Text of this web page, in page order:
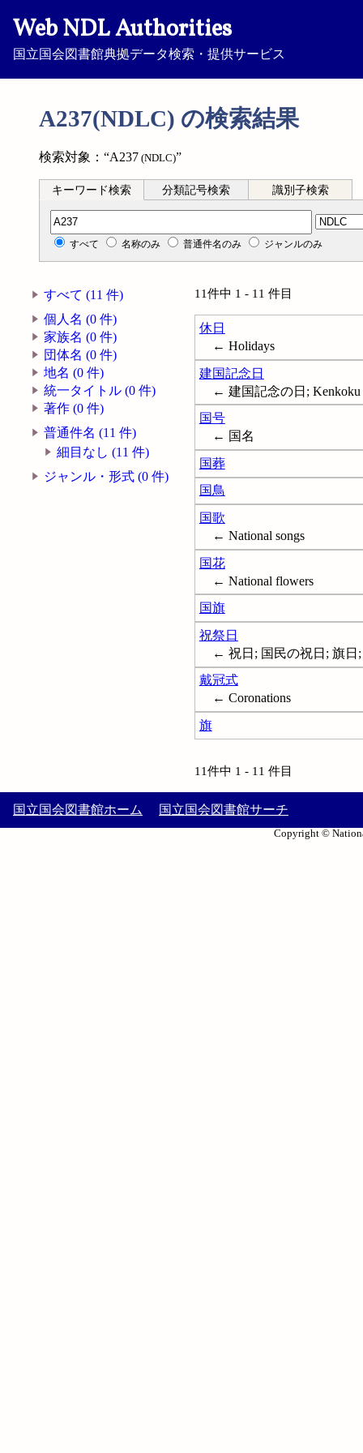
Web NDL Authorities
国立国会図書館典拠データ検索・提供サービス
A237(NDLC) の検索結果
検索対象：“A237 (NDLC)”
キーワード検索 分類記号検索 識別子検索
分類記号検索
すべて 名称のみ 普通件名のみ ジャンルのみ
すべて (11 件)
個人名 (0 件)
家族名 (0 件)
団体名 (0 件)
地名 (0 件)
統一タイトル (0 件)
著作 (0 件)
普通件名 (11 件)
細目なし (11 件)
ジャンル・形式 (0 件)
11件中 1 - 11 件目
休日
← Holidays
建国記念日
← 建国記念の日; Kenkoku
国号
← 国名
国葬
国鳥
国歌
← National songs
国花
← National flowers
国旗
祝祭日
← 祝日; 国民の祝日; 旗日;
戴冠式
← Coronations
旗
11件中 1 - 11 件目
国立国会図書館ホーム 国立国会図書館サーチ
Copyright ©